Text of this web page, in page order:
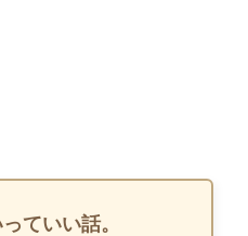
ていい話。